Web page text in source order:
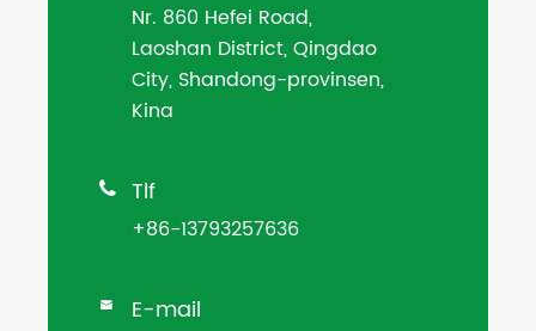
Nr. 860 Hefei Road,
Laoshan District, Qingdao
City, Shandong-provinsen,
Kina
 Tlf
+86-13793257636
 E-mail